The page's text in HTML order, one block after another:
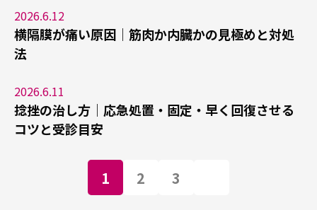
2026.6.12
横隔膜が痛い原因｜筋肉か内臓かの見極めと対処
法
2026.6.11
捻挫の治し方｜応急処置・固定・早く回復させる
コツと受診目安
1 2 3